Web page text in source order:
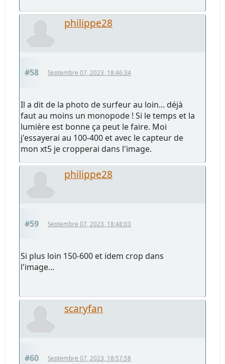
philippe28
#58 Septembre 07, 2023, 18:46:34
Il a dit de la photo de surfeur au loin... déjà
faut au moins un monopode ! Si le temps et la
lumière est bonne ça peut le faire. Moi
j'essayerai au 100-400 et avec le capteur de
mon xt5 je cropperai dans l'image.
philippe28
#59 Septembre 07, 2023, 18:48:03
Si plus loin 150-600 et idem crop dans
l'image...
scaryfan
#60 Septembre 07, 2023, 18:57:58